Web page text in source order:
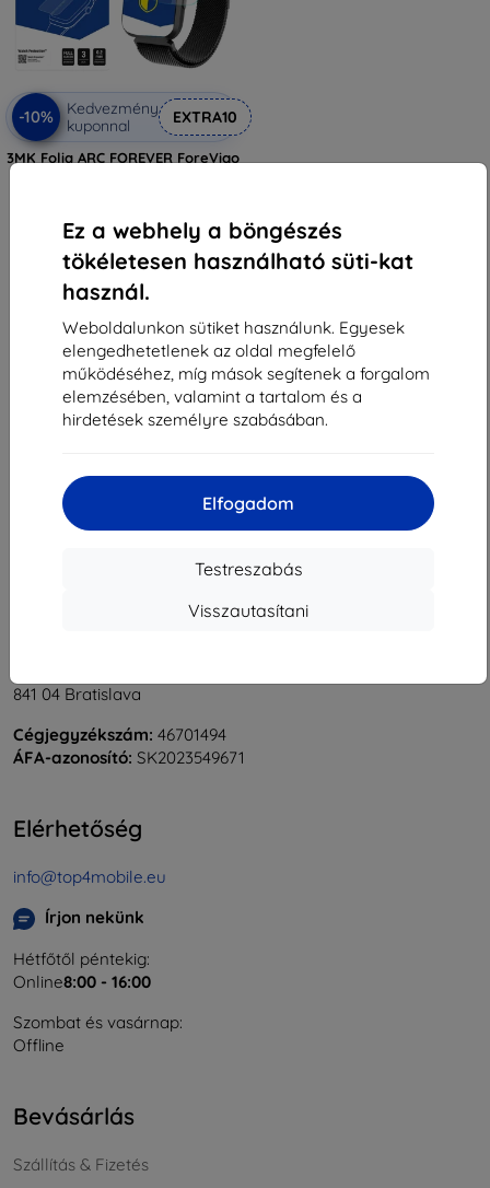
Ez a webhely a böngészés
tökéletesen használható süti-kat
használ.
Weboldalunkon sütiket használunk. Egyesek
elengedhetetlenek az oldal megfelelő
működéséhez, míg mások segítenek a forgalom
elemzésében, valamint a tartalom és a
hirdetések személyre szabásában.
Elfogadom
Testreszabás
Visszautasítani
-10%
Kedvezmény
kuponnal
EXTRA10
3MK Folia ARC FOREVER ForeVigo
3 230 Ft
Raktáron > 5 darab
Összes találat5.
841 04 Bratislava
Cégjegyzékszám: 46701494
ÁFA-azonosító: SK2023549671
Elérhetőség
info@top4mobile.eu
Írjon nekünk
Hétfőtől péntekig:
Online8:00 - 16:00
Szombat és vasárnap:
Offline
Bevásárlás
Szállítás & Fizetés